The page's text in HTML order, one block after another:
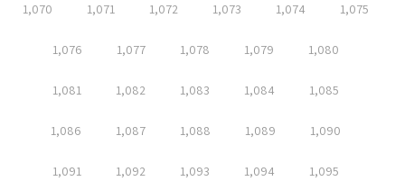
1,070 1,071 1,072 1,073 1,074 1,075
1,076 1,077 1,078 1,079 1,080
1,081 1,082 1,083 1,084 1,085
1,086 1,087 1,088 1,089 1,090
1,091 1,092 1,093 1,094 1,095